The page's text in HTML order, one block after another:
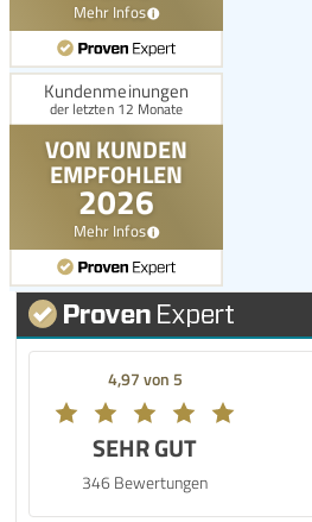
4,97 von 5
SEHR GUT
346 Bewertungen